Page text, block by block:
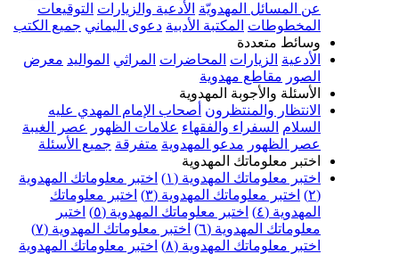
عن المسائل المهدويّة الأدعية والزيارات التوقيعات
المخطوطات المكتبة الأدبية دعوى اليماني جميع الكتب
وسائط متعددة
الأدعية الزيارات المحاضرات المراثي المواليد معرض
الصور مقاطع مهدوية
الأسئلة والأجوبة المهدوية
الانتظار والمنتظرون أصحاب الإمام المهدي عليه
السلام السفراء والفقهاء علامات الظهور
عصر الغيبة
عصر الظهور مدعو المهدوية متفرقة جميع الأسئلة
اختبر معلوماتك المهدوية
اختبر معلوماتك المهدوية (١)
اختبر معلوماتك المهدوية
(٢)
اختبر معلوماتك المهدوية (٣)
اختبر معلوماتك
المهدوية (٤)
اختبر معلوماتك المهدوية (٥)
اختبر
معلوماتك المهدوية (٦)
اختبر معلوماتك المهدوية (٧)
اختبر معلوماتك المهدوية (٨)
اختبر معلوماتك المهدوية